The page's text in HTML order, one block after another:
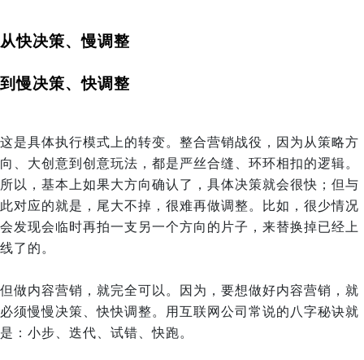
从快决策、慢调整
到慢决策、快调整
这是具体执行模式上的转变。 整合营销战役，因为从策略方
向、大创意到创意玩法，都是严丝合缝、环环相扣的逻辑。
所以，基本上如果大方向确认了，具体决策就会很快；但与
此对应的就是，尾大不掉，很难再做调整。比如，很少情况
会发现会临时再拍一支另一个方向的片子，来替换掉已经上
线了的。
但做内容营销，就完全可以。因为，要想做好内容营销，就
必须慢慢决策、快快调整。用互联网公司常说的八字秘诀就
是：小步、迭代、试错、快跑。